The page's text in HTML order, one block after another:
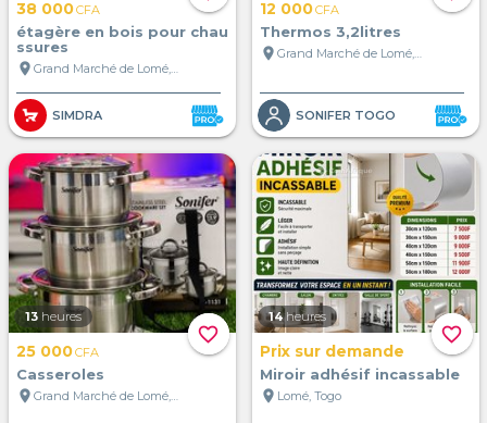
38 000CFA
étagère en bois pour chau
ssures
location_on
Grand Marché de Lomé, Lomé, Togo
SIMDRA
12 000CFA
Thermos 3,2litres
location_on
Grand Marché de Lomé, Lomé, Togo
SONIFER TOGO
favorite_border
13 heures
25 000CFA
Casseroles
location_on
Grand Marché de Lomé, Lomé, Togo
favorite_border
14 heures
Prix sur demande
Miroir adhésif incassable
location_on Lomé, Togo